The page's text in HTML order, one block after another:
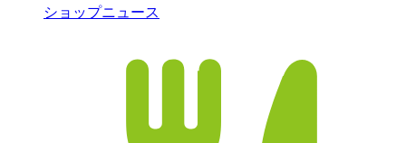
ショップニュース